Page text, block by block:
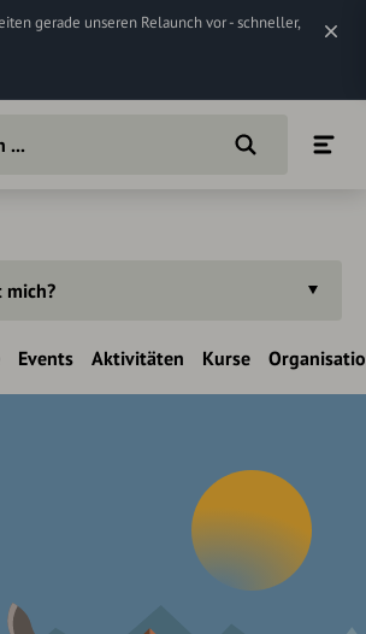
gerade unseren Relaunch vor - schneller,
mich?
Events Aktivitäten Kurse